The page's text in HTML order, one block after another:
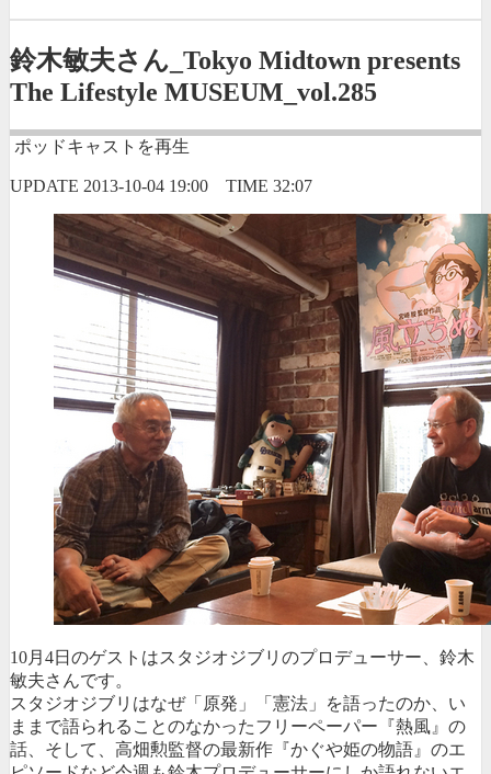
鈴木敏夫さん_Tokyo Midtown presents
The Lifestyle MUSEUM_vol.285
ポッドキャストを再生
UPDATE 2013-10-04 19:00 TIME 32:07
10月4日のゲストはスタジオジブリのプロデューサー、鈴木
敏夫さんです。
スタジオジブリはなぜ「原発」「憲法」を語ったのか、い
ままで語られることのなかったフリーペーパー『熱風』の
話、そして、高畑勲監督の最新作『かぐや姫の物語』のエ